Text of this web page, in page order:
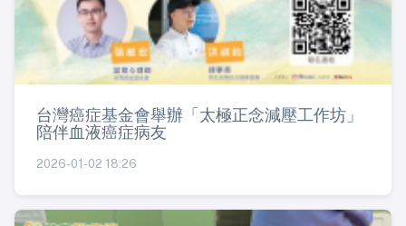
台灣癌症基金會舉辦「太極正念減壓工作坊」
陪伴血液癌症病友
2026-01-02 18:26